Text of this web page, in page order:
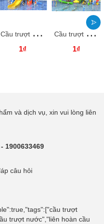
C
ầu trượt liên hoàn bể bơi CTLHNKB43 Dochoikinhbac Giải trí hấp dẫn
1₫
C
ầu trượt liên hoàn bể bơi CTLHNKB42 Dochoikinhbac Giải trí hấp dẫn
1₫
và dịch vụ, xin vui lòng liên
1900633469
câu hỏi
trượt
trượt nước","liên hoàn cầu